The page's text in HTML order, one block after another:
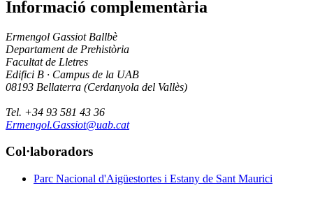
Informació complementària
Ermengol Gassiot Ballbè
Departament de Prehistòria
Facultat de Lletres
Edifici B · Campus de la UAB
08193 Bellaterra (Cerdanyola del Vallès)
Tel. +34 93 581 43 36
Ermengol.Gassiot@uab.cat
Col·laboradors
Parc Nacional d'Aigüestortes i Estany de Sant Maurici